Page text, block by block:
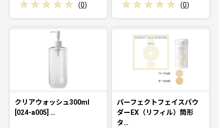
(0) (0)
クリアウォッシュ300ml
[024-a005] …
パーフェクトフェイスパウ
ダーEX（リフィル）筒形
タ…